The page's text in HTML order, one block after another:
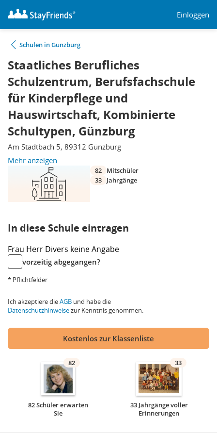
Einloggen
Schulen in Günzburg
Staatliches Berufliches
Schulzentrum, Berufsfachschule
für Kinderpflege und
Hauswirtschaft, Kombinierte
Schultypen, Günzburg
Am Stadtbach 5, 89312 Günzburg
Mehr anzeigen
82
Mitschüler
33
Jahrgänge
In diese Schule eintragen
Frau Herr Divers keine Angabe
vorzeitig abgegangen?
* Pflichtfelder
Ich akzeptiere dieAGB und habe die
Datenschutzhinweisezur Kenntnis genommen.
Kostenlos zur Klassenliste
82
82 Schüler erwarten
Sie
33
33 Jahrgänge voller
Erinnerungen